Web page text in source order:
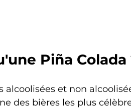
Piña Colada
alcoolisées et non
des bières les plus